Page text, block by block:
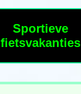
Sportieve
fietsvakanties